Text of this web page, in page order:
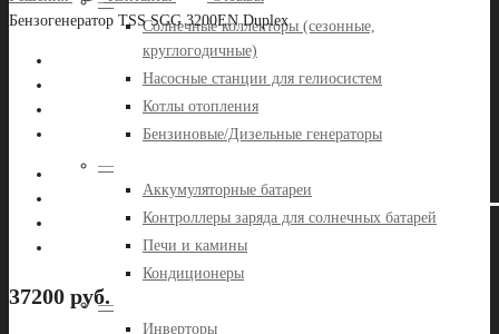
Солнечные коллекторы (сезонные,
круглогодичные)
Насосные станции для гелиосистем
Котлы отопления
Бензиновые/Дизельные генераторы
—
Аккумуляторные батареи
Контроллеры заряда для солнечных батарей
Печи и камины
Кондиционеры
—
Инверторы
Бензогенератор TSS SGG 3200EN Duplex
37200 руб.